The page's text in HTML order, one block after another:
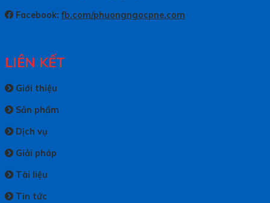
Facebook:fb.com/phuongngocpne.com
LIÊN KẾT
Giới thiệu
Sản phẩm
Dịch vụ
Giải pháp
Tài liệu
Tin tức